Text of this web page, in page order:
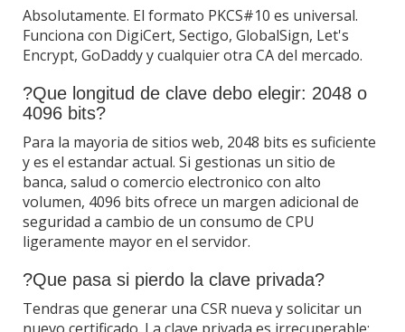
Absolutamente. El formato PKCS#10 es universal.
Funciona con DigiCert, Sectigo, GlobalSign, Let's
Encrypt, GoDaddy y cualquier otra CA del mercado.
?Que longitud de clave debo elegir: 2048 o
4096 bits?
Para la mayoria de sitios web, 2048 bits es suficiente
y es el estandar actual. Si gestionas un sitio de
banca, salud o comercio electronico con alto
volumen, 4096 bits ofrece un margen adicional de
seguridad a cambio de un consumo de CPU
ligeramente mayor en el servidor.
?Que pasa si pierdo la clave privada?
Tendras que generar una CSR nueva y solicitar un